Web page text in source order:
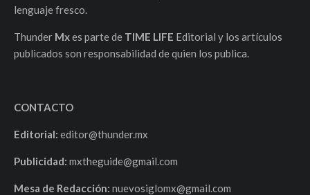
lenguaje fresco.
Thunder Mxes parte de TIME LIFE Editorial y los artículos
publicados son responsabilidad de quien los publica.
CONTACTO
Editorial: editor@thunder.mx
Publicidad: mxtheguide@gmail.com
Mesa de Redacción: nuevosiglomx@gmail.com